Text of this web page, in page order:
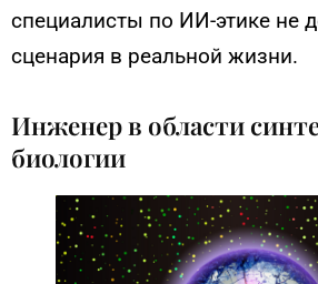
специалисты по ИИ-этике не
сценария в реальной жизни.
Инженер в области
биологии